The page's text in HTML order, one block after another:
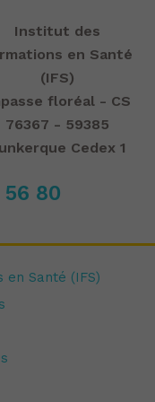
Institut des
en Santé
(IFS)
floréal - CS
76367 - 59385
Cedex 1
56 80
Santé (IFS)